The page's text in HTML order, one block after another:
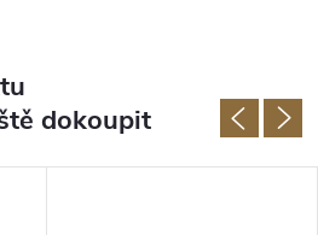
dokoupit